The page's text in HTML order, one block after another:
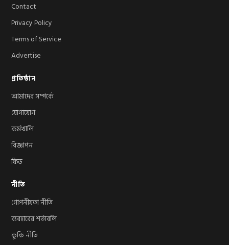
Contact
Privacy Policy
Terms of Service
Advertise
প্রতিষ্ঠান
আমাদের সম্পর্কে
যোগাযোগ
কর্মখালি
বিজ্ঞাপন
ফিড
নীতি
গোপনীয়তা নীতি
ব্যবহারের শর্তাবলি
কুকি নীতি